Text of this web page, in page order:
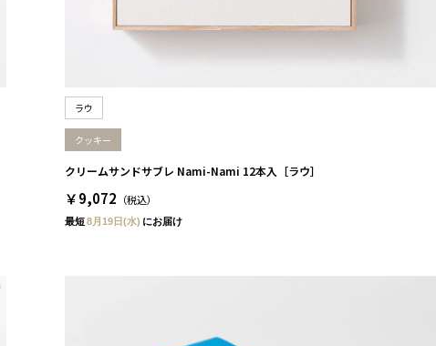
ラウ
クッキー
クリームサンドサブレ Nami-Nami 12本入［ラウ］
￥9,072 （税込）
最短8月19日(水) にお届け